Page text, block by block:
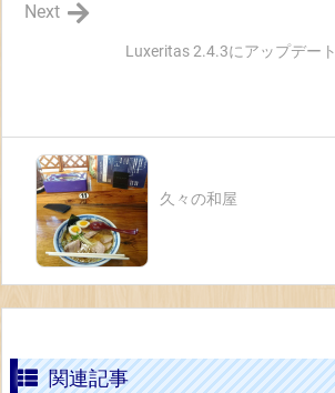
Luxeritas 2.4.3にアップデート
Next
久々の和屋
関連記事